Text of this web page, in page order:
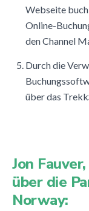
Webseite
Online-
den Channel
Durch die
über das
Jon
über die
Norway: